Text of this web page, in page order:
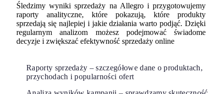
Śledzimy wyniki sprzedaży na Allegro i przygotowujemy
raporty analityczne, które pokazują, które produkty
sprzedają się najlepiej i jakie działania warto podjąć. Dzięki
regularnym analizom możesz podejmować świadome
decyzje i zwiększać efektywność sprzedaży online
Raporty sprzedaży – szczegółowe dane o produktach,
przychodach i popularności ofert